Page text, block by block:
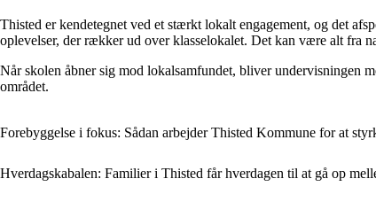
Thisted er kendetegnet ved et stærkt lokalt engagement, og det
oplevelser, der rækker ud over klasselokalet. Det kan være alt fra
Når skolen åbner sig mod lokalsamfundet, bliver undervisningen
området.
Forebyggelse i fokus: Sådan arbejder Thisted Kommune for at
Hverdagskabalen: Familier i Thisted får hverdagen til at gå op